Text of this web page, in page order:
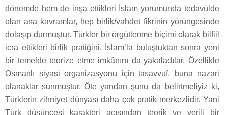
dönemde hem de inşa ettikleri İslam yorumunda tedavülde
olan ana kavramlar, hep birlik/vahdet fikrinin yörüngesinde
dolaşıp durmuştur. Türkler bir örgütlenme biçimi olarak bilfiil
icra ettikleri birlik pratiğini, İslam’la buluştuktan sonra yeni
bir temelde teorize etme imkânını da yakaladılar. Özellikle
Osmanlı siyasi organizasyonu için tasavvuf, buna nazari
olanaklar sunmuştur. Öte yandan şunu da belirtmeliyiz ki,
Türklerin zihniyet dünyası daha çok pratik merkezlidir. Yani
Türk düşüncesi karakteri açısından teorik ve verili bir